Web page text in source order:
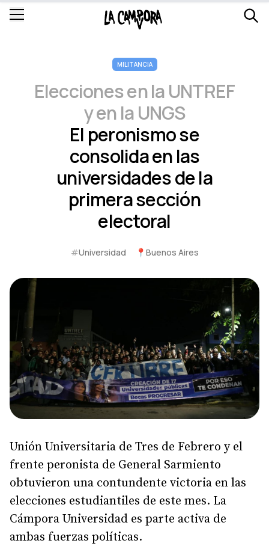
MILITANCIA
Elecciones en la UNTREF
y en la UNGS
El peronismo se
consolida en las
universidades de la
primera sección
electoral
#Universidad 📍 Buenos Aires
Unión Universitaria de Tres de Febrero y el
frente peronista de General Sarmiento
obtuvieron una contundente victoria en las
elecciones estudiantiles de este mes. La
Cámpora Universidad es parte activa de
ambas fuerzas políticas.